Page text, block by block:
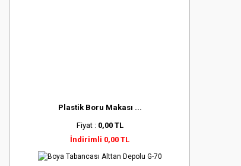
Plastik Boru Makası ...
Fiyat : 0,00 TL
İndirimli 0,00 TL